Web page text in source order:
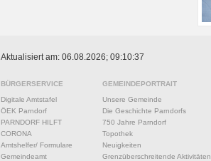
Aktualisiert am: 06.08.2026; 09:10:37
BÜRGERSERVICE
Digitale Amtstafel
ÖEK Parndorf
PARNDORF HILFT
CORONA
Amtshelfer/ Formulare
Gemeindeamt
GEMEINDEPORTRAIT
Unsere Gemeinde
Die Geschichte Parndorfs
750 Jahre Parndorf
Topothek
Neuigkeiten
Grenzüberschreitende Aktivitäten